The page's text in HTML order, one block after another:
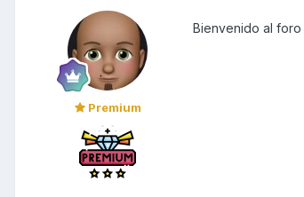
Premium
Bienvenido al foro